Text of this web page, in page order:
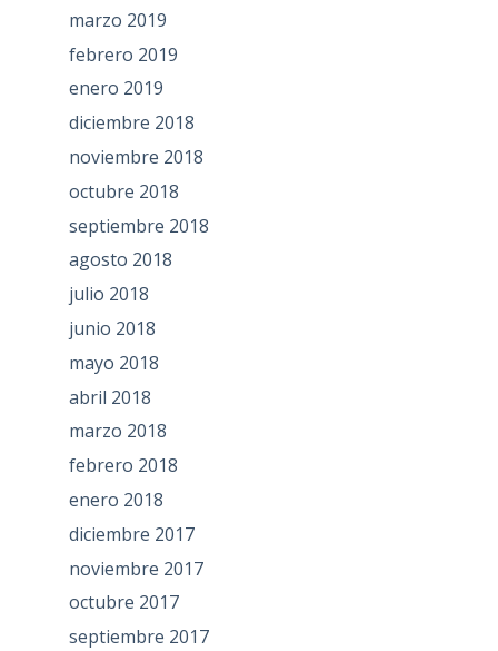
marzo 2019
febrero 2019
enero 2019
diciembre 2018
noviembre 2018
octubre 2018
septiembre 2018
agosto 2018
julio 2018
junio 2018
mayo 2018
abril 2018
marzo 2018
febrero 2018
enero 2018
diciembre 2017
noviembre 2017
octubre 2017
septiembre 2017